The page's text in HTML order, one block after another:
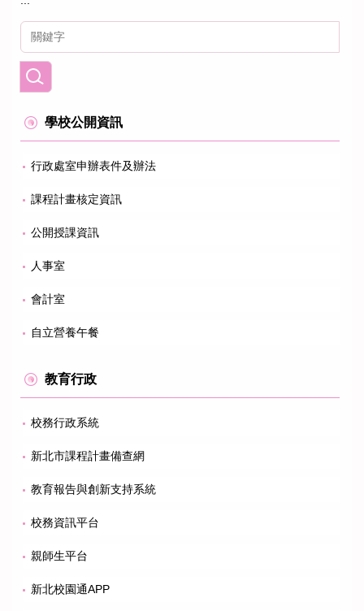
學校公開資訊
行政處室申辦表件及辦法
課程計畫核定資訊
公開授課資訊
人事室
會計室
自立營養午餐
教育行政
校務行政系統
新北市課程計畫備查網
教育報告與創新支持系統
校務資訊平台
親師生平台
新北校園通APP